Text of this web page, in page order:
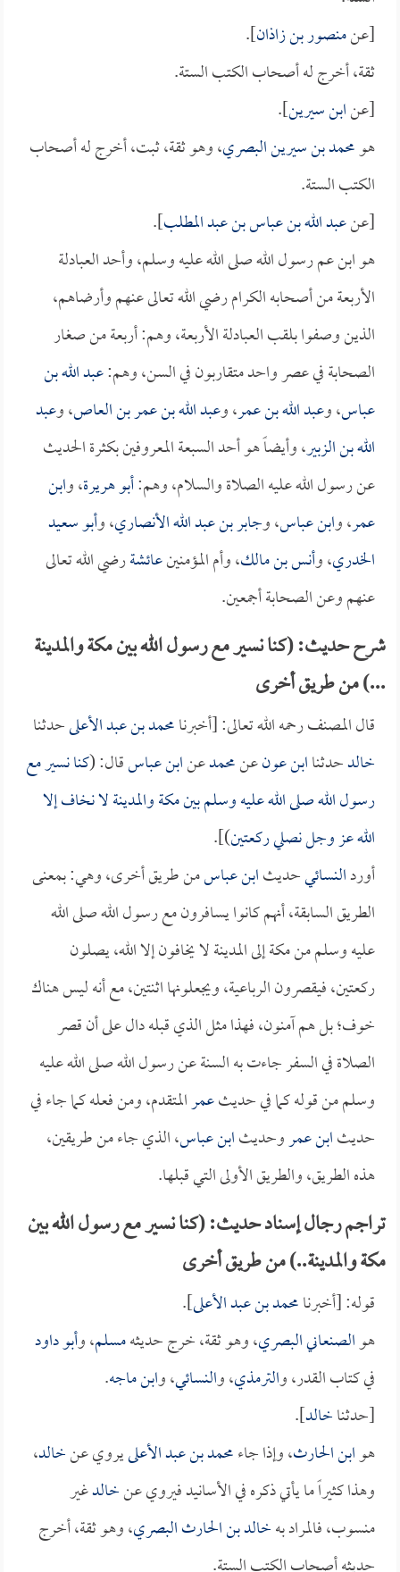
[عنمنصور بن زاذان].
ثقة، أخرج له أصحاب الكتب الستة.
[عنابن سيرين].
هومحمد بن سيرين البصري، وهو ثقة، ثبت، أخرج له أصحاب
الكتب الستة.
[عنعبد الله بن عباس بن عبد المطلب].
هو ابن عم رسول الله صلى الله عليه وسلم، وأحد العبادلة
الأربعة من أصحابه الكرام رضي الله تعالى عنهم وأرضاهم،
الذين وصفوا بلقب العبادلة الأربعة، وهم: أربعة من صغار
الصحابة في عصر واحد متقاربون في السن، وهم:عبد الله بن
عباس، وعبد الله بن عمر، وعبد الله بن عمر بن العاص، وعبد
الله بن الزبير، وأيضاً هو أحد السبعة المعروفين بكثرة الحديث
عن رسول الله عليه الصلاة والسلام، وهم:أبو هريرة، وابن
عمر، وابن عباس، وجابر بن عبد الله الأنصاري، وأبو سعيد
الخدري، وأنس بن مالك، وأم المؤمنينعائشةرضي الله تعالى
عنهم وعن الصحابة أجمعين.
شرح حديث: (كنا نسير مع رسول الله بين مكة والمدينة
...) من طريق أخرى
قال المصنف رحمه الله تعالى: [أخبرنامحمد بن عبد الأعلىحدثنا
خالدحدثناابن عونعنمحمدعنابن عباسقال: (كنا نسير مع
رسول الله صلى الله عليه وسلم بين مكة والمدينة لا نخاف إلا
الله عز وجل نصلي ركعتين)].
أوردالنسائيحديثابن عباسمن طريق أخرى، وهي: بمعنى
الطريق السابقة، أنهم كانوا يسافرون مع رسول الله صلى الله
عليه وسلم من مكة إلى المدينة لا يخافون إلا الله، يصلون
ركعتين، فيقصرون الرباعية، ويجعلونها اثنتين، مع أنه ليس هناك
خوف؛ بل هم آمنون، فهذا مثل الذي قبله دال على أن قصر
الصلاة في السفر جاءت به السنة عن رسول الله صلى الله عليه
وسلم من قوله كما في حديثعمرالمتقدم، ومن فعله كما جاء في
حديثابن عمروحديثابن عباس، الذي جاء من طريقين،
هذه الطريق، والطريق الأولى التي قبلها.
تراجم رجال إسناد حديث: (كنا نسير مع رسول الله بين
مكة والمدينة..) من طريق أخرى
قوله: [أخبرنامحمد بن عبد الأعلى].
هوالصنعاني البصري، وهو ثقة، خرج حديثهمسلم، وأبو داود
في كتاب القدر، والترمذي، والنسائي، وابن ماجه.
[حدثناخالد].
هوابن الحارث، وإذا جاءمحمد بن عبد الأعلىيروي عنخالد،
وهذا كثيراً ما يأتي ذكره في الأسانيد فيروي عنخالدغير
منسوب، فالمراد بهخالد بن الحارث البصري، وهو ثقة، أخرج